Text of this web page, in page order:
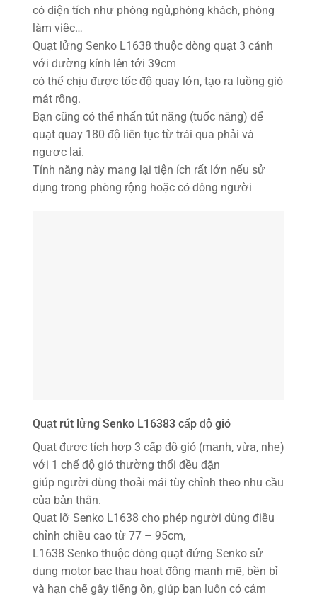
có diện tích như phòng ngủ,phòng khách, phòng
làm việc…
Quạt lửng Senko L1638 thuộc dòng quạt 3 cánh
với đường kính lên tới 39cm
có thể chịu được tốc độ quay lớn, tạo ra luồng gió
mát rộng.
Bạn cũng có thể nhấn tút năng (tuốc năng) để
quạt quay 180 độ liên tục từ trái qua phải và
ngược lại.
Tính năng này mang lại tiện ích rất lớn nếu sử
dụng trong phòng rộng hoặc có đông người
Quạt rút lửng Senko L16383 cấp độ gió
Quạt được tích hợp 3 cấp độ gió (mạnh, vừa, nhẹ)
với 1 chế độ gió thường thổi đều đặn
giúp người dùng thoải mái tùy chỉnh theo nhu cầu
của bản thân.
Quạt lỡ Senko L1638 cho phép người dùng điều
chỉnh chiều cao từ 77 – 95cm,
L1638 Senko thuộc dòng quạt đứng Senko sử
dụng motor bạc thau hoạt động mạnh mẽ, bền bỉ
và hạn chế gây tiếng ồn, giúp bạn luôn có cảm